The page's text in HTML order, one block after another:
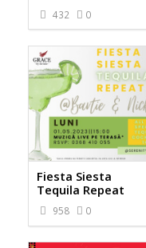
432 0
Fiesta Siesta
Tequila Repeat
958 0